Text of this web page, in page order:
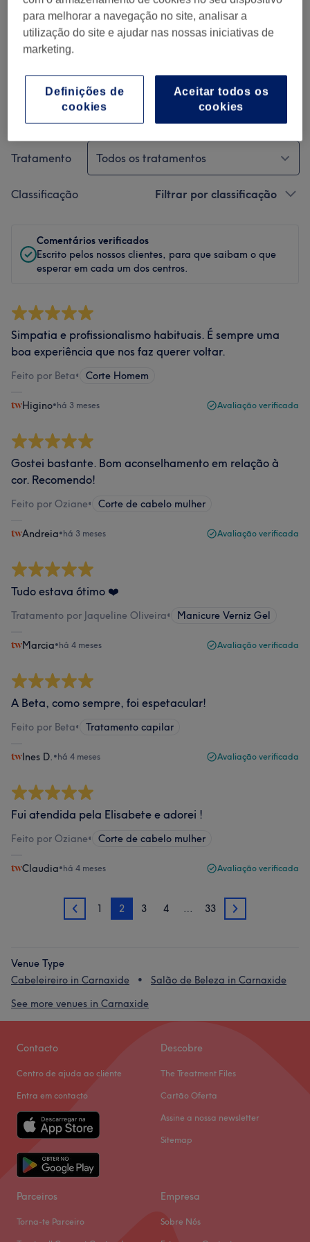
Limpeza
Empregados
Tratamento Todos os tratamentos
Classificação Filtrar por classificação
Comentários verificados
Escrito pelos nossos clientes, para que saibam o que
esperar em cada um dos centros.
Simpatia e profissionalismo habituais. É sempre uma
boa experiência que nos faz querer voltar.
Feito por Beta• Corte Homem
Higino•há 3 meses Avaliação verificada
Gostei bastante. Bom aconselhamento em relação à
cor. Recomendo!
Feito por Oziane• Corte de cabelo mulher
Andreia•há 3 meses Avaliação verificada
Tudo estava ótimo ❤️
Tratamento por Jaqueline Oliveira• Manicure Verniz Gel
Marcia•há 4 meses Avaliação verificada
A Beta, como sempre, foi espetacular!
Feito por Beta• Tratamento capilar
Ines D. •há 4 meses Avaliação verificada
Fui atendida pela Elisabete e adorei !
Feito por Oziane• Corte de cabelo mulher
Claudia•há 4 meses Avaliação verificada
1 1 2 3 4 … 33 3
Venue Type
Cabeleireiro in Carnaxide
Salão de Beleza in Carnaxide
See more venues in Carnaxide
Contacto
Centro de ajuda ao cliente
Entra em contacto
Descobre
The Treatment Files
Cartão Oferta
Assine a nossa newsletter
Sitemap
Parceiros
Torna-te Parceiro
Empresa
Sobre Nós
para melhorar a navegação no site, analisar a
utilização do site e ajudar nas nossas iniciativas de
marketing.
Aceitar todos os
cookies
Definições de
cookies